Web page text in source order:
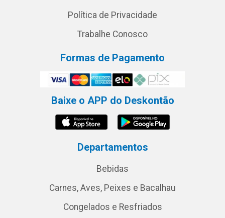
Política de Privacidade
Trabalhe Conosco
Formas de Pagamento
Baixe o APP do Deskontão
Departamentos
Bebidas
Carnes, Aves, Peixes e Bacalhau
Congelados e Resfriados